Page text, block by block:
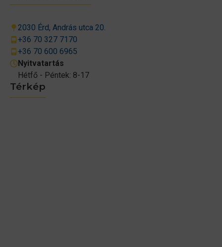
Térkép
2030 Érd, András utca 20.
+36 70 327 7170
+36 70 600 6965
Nyitvatartás
Hétfő - Péntek: 8-17